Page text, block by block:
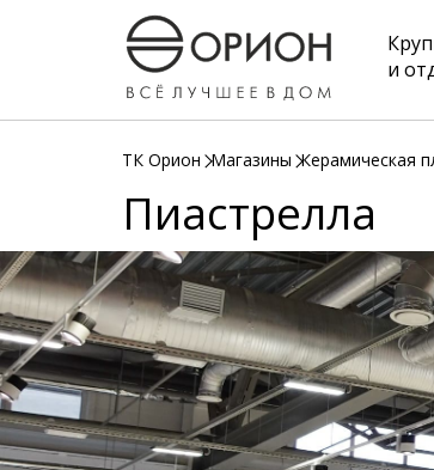
и
ТК Орион Магазины Керамическая
Пиастрелла